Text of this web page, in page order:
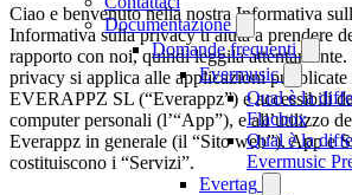
Documentazione
Domande frequenti
Evermusic
Qual è la
Flacbox
Qual è la
Evermusic
Evertag
Ciao e benvenuto nella nostra Informativa
Informativa sulla privacy ti aiuta a prendere
rapporto con noi, quindi leggila
privacy si applica alle applicazioni
EVERAPPZ SL (“Everappz”) e accessibili
computer personali (l’“App”), e all’utilizzo
Everappz in generale (il “Sito web”). App e
costituiscono i “Servizi”.